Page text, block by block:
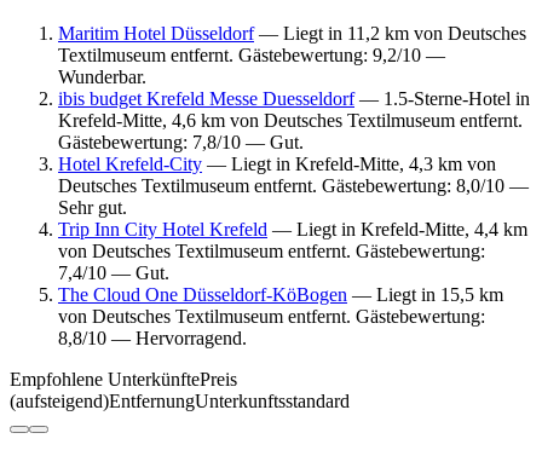
Maritim Hotel Düsseldorf— Liegt in 11,2 km von Deutsches
Textilmuseum entfernt. Gästebewertung: 9,2/10 —
Wunderbar.
ibis budget Krefeld Messe Duesseldorf— 1.5-Sterne-Hotel in
Krefeld-Mitte, 4,6 km von Deutsches Textilmuseum entfernt.
Gästebewertung: 7,8/10 — Gut.
Hotel Krefeld-City — Liegt in Krefeld-Mitte, 4,3 km von
Deutsches Textilmuseum entfernt. Gästebewertung: 8,0/10 —
Sehr gut.
Trip Inn City Hotel Krefeld — Liegt in Krefeld-Mitte, 4,4 km
von Deutsches Textilmuseum entfernt. Gästebewertung:
7,4/10 — Gut.
The Cloud One Düsseldorf-KöBogen — Liegt in 15,5 km
von Deutsches Textilmuseum entfernt. Gästebewertung:
8,8/10 — Hervorragend.
Empfohlene UnterkünftePreis
(aufsteigend)EntfernungUnterkunftsstandard